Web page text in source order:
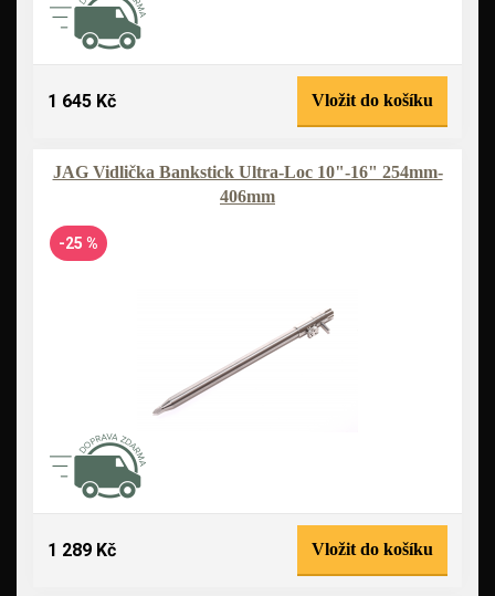
1 645 Kč Vložit do košíku
JAG Vidlička Bankstick Ultra-Loc 10"-16" 254mm-
406mm
-25 %
1 289 Kč Vložit do košíku